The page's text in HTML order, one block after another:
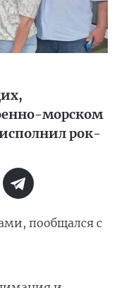
морском
рок-
пообщался с